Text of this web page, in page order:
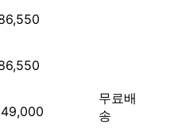
무료배
송